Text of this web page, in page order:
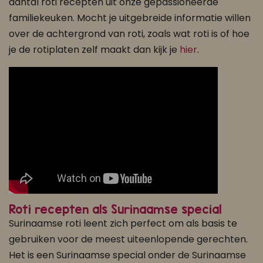
familiekeuken. Mocht je uitgebreide informatie willen
over de achtergrond van roti, zoals wat roti is of hoe
je de rotiplaten zelf maakt dan kijk je hier.
Roti recepten als Surinaamse special
Surinaamse roti leent zich perfect om als basis te
gebruiken voor de meest uiteenlopende gerechten.
Het is een Surinaamse special onder de Surinaamse